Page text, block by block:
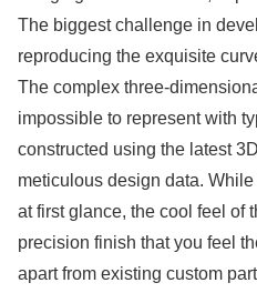
The biggest challenge in
reproducing the exquisite
The complex three-
impossible to represent with
constructed using the latest
meticulous design data.
at first glance, the cool feel of
precision finish that you feel
apart from existing custom